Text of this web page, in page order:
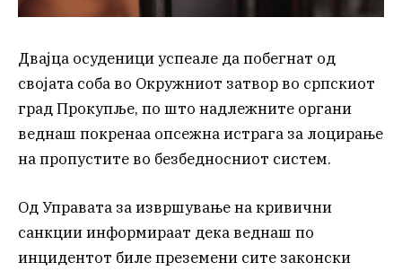
Двајца осуденици успеале да побегнат од
својата соба во Окружниот затвор во српскиот
град Прокупље, по што надлежните органи
веднаш покренаа опсежна истрага за лоцирање
на пропустите во безбедносниот систем.
Од Управата за извршување на кривични
санкции информираат дека веднаш по
инцидентот биле преземени сите законски